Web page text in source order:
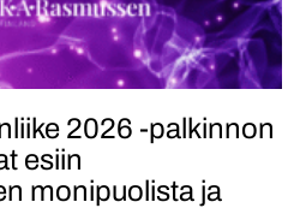
2026 -palkinnon
esiin
monipuolista ja